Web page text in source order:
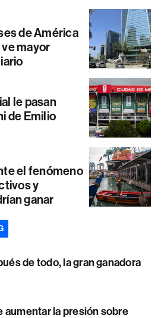
de América
mayor
le pasan
de Emilio
el fenómeno
y
ganar
de todo, la gran ganadora
aumentar la presión sobre